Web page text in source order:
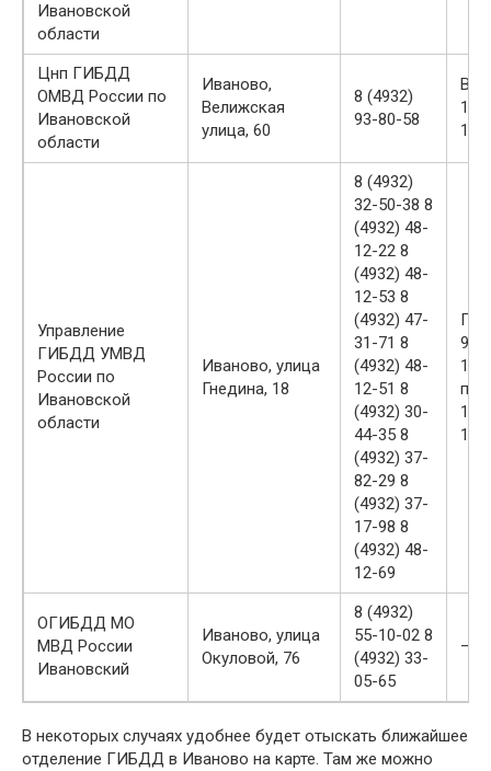
Ивановской
области
Цнп ГИБДД
ОМВД России по
Ивановской
области
Иваново,
Велижская
улица, 60
8 (4932)
93-80-58
Управление
ГИБДД УМВД
России по
Ивановской
области
Иваново, улица
Гнедина, 18
8 (4932)
32-50-38 8
(4932) 48-
12-22 8
(4932) 48-
12-53 8
(4932) 47-
31-71 8
(4932) 48-
12-51 8
(4932) 30-
44-35 8
(4932) 37-
82-29 8
(4932) 37-
17-98 8
(4932) 48-
12-69
ОГИБДД МО
МВД России
Ивановский
Иваново, улица
Окуловой, 76
8 (4932)
55-10-02 8
(4932) 33-
05-65
—
В некоторых случаях удобнее будет отыскать ближайшее
отделение ГИБДД в Иваново на карте. Там же можно